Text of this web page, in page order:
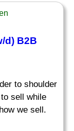
d) B2B
to shoulder
sell while
we sell.